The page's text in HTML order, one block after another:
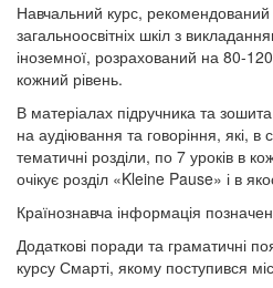
Навчальний курс,
загальноосвітніх шкіл з
іноземної, розрахований на 80-
кожний рівень.
В матеріалах підручника та зошита
на аудіювання та говоріння, які, в
тематичні розділи, по 7 уроків в
очікує розділ «Kleine Pause» і в
Країнознавча інформація
Додаткові поради та граматичні
курсу Смарті, якому поступився